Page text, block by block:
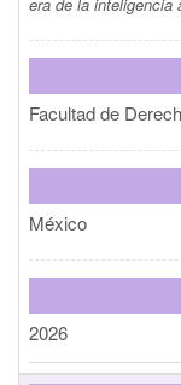
Facultad de
México
2026